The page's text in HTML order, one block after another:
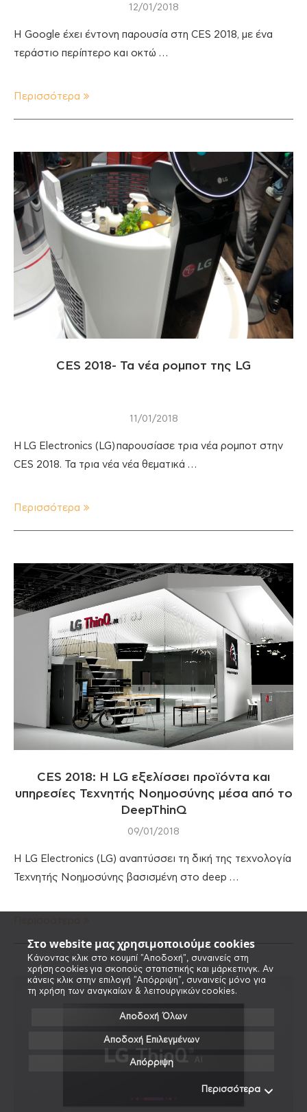
Στο website μας χρησιμοποιούμε cookies
Κάνοντας κλικ στο κουμπί "Αποδοχή", συναινείς στη
χρήση cookies για σκοπούς στατιστικής και μάρκετινγκ. Αν
κάνεις κλικ στην επιλογή "Απόρριψη", συναινείς μόνο για
τη χρήση των αναγκαίων & λειτουργικών cookies.
Αποδοχή Όλων
Αποδοχή Επιλεγμένων
Απόρριψη
Περισσότερα
12/01/2018
Η Google έχει έντονη παρουσία στη CES 2018, με ένα
τεράστιο περίπτερο και οκτώ …
Περισσότερα
CES 2018- Τα νέα ρομποτ της LG
11/01/2018
H LG Electronics (LG) παρουσίασε τρια νέα ρομποτ στην
CES 2018. Τα τρια νέα νέα θεματικά …
Περισσότερα
CES 2018: H LG εξελίσσει προϊόντα και
υπηρεσίες Τεχνητής Νοημοσύνης μέσα από το
DeepThinQ
09/01/2018
Η LG Electronics (LG) αναπτύσσει τη δική της τεχνολογία
Τεχνητής Νοημοσύνης βασισμένη στο deep …